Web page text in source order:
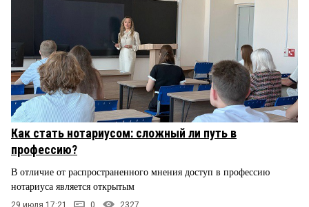
Как стать нотариусом: сложный ли путь в
профессию?
В отличие от распространенного мнения доступ в профессию
нотариуса является открытым
29 июля 17:21 0 2327